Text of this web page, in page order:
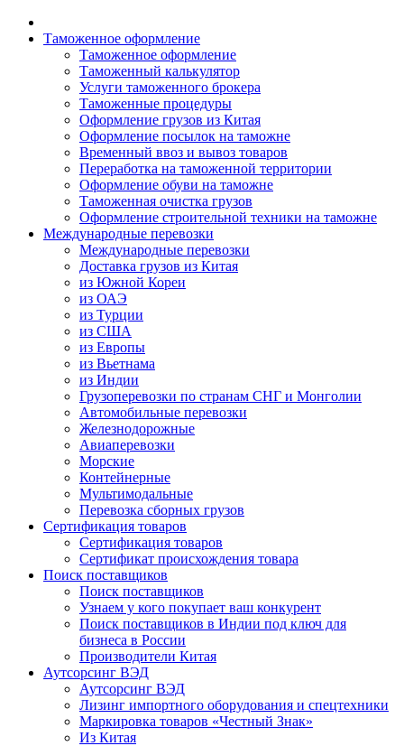
Таможенное оформление
Таможенное оформление
Таможенный калькулятор
Услуги таможенного брокера
Таможенные процедуры
Оформление грузов из Китая
Оформление посылок на таможне
Временный ввоз и вывоз товаров
Переработка на таможенной территории
Оформление обуви на таможне
Таможенная очистка грузов
Оформление строительной техники на таможне
Международные перевозки
Международные перевозки
Доставка грузов из Китая
из Южной Кореи
из ОАЭ
из Турции
из США
из Европы
из Вьетнама
из Индии
Грузоперевозки по странам СНГ и Монголии
Автомобильные перевозки
Железнодорожные
Авиаперевозки
Морские
Контейнерные
Мультимодальные
Перевозка сборных грузов
Сертификация товаров
Сертификация товаров
Сертификат происхождения товара
Поиск поставщиков
Поиск поставщиков
Узнаем у кого покупает ваш конкурент
Поиск поставщиков в Индии под ключ для
бизнеса в России
Производители Китая
Аутсорсинг ВЭД
Аутсорсинг ВЭД
Лизинг импортного оборудования и спецтехники
Маркировка товаров «Честный Знак»
Из Китая